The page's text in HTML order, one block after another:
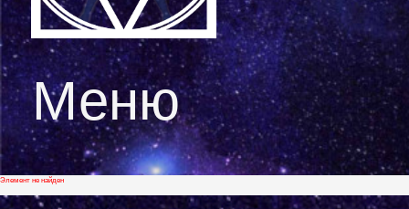
Меню
Элемент не найден